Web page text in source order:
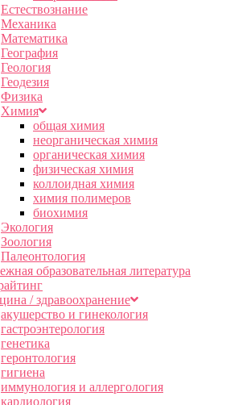
Естествознание
Механика
Математика
География
Геология
Геодезия
Физика
Химия
общая химия
неорганическая химия
органическая химия
физическая химия
коллоидная химия
химия полимеров
биохимия
Экология
Зоология
Палеонтология
образовательная литература
/ здравоохранение
акушерство и гинекология
гастроэнтерология
генетика
геронтология
гигиена
иммунология и аллергология
кардиология